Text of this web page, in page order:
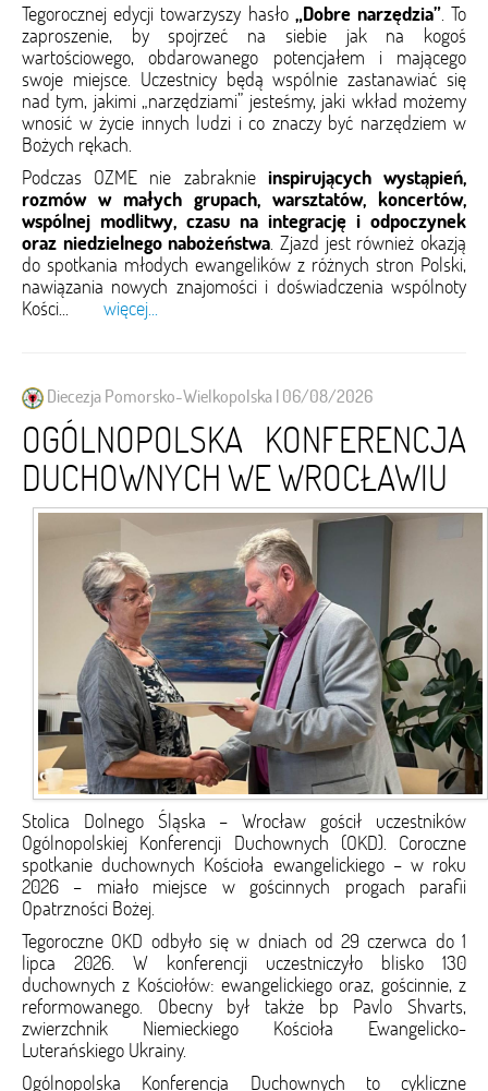
Tegorocznej edycji towarzyszy hasło „Dobre narzędzia”. To
zaproszenie, by spojrzeć na siebie jak na kogoś
wartościowego, obdarowanego potencjałem i mającego
swoje miejsce. Uczestnicy będą wspólnie zastanawiać się
nad tym, jakimi „narzędziami” jesteśmy, jaki wkład możemy
wnosić w życie innych ludzi i co znaczy być narzędziem w
Bożych rękach.
Podczas OZME nie zabraknie inspirujących wystąpień,
rozmów w małych grupach, warsztatów, koncertów,
wspólnej modlitwy, czasu na integrację i odpoczynek
oraz niedzielnego nabożeństwa. Zjazd jest również okazją
do spotkania młodych ewangelików z różnych stron Polski,
nawiązania nowych znajomości i doświadczenia wspólnoty
Kości... więcej...
Diecezja Pomorsko-Wielkopolska | 06/08/2026
OGÓLNOPOLSKA KONFERENCJA
DUCHOWNYCH WE WROCŁAWIU
Stolica Dolnego Śląska – Wrocław gościł uczestników
Ogólnopolskiej Konferencji Duchownych (OKD). Coroczne
spotkanie duchownych Kościoła ewangelickiego – w roku
2026 – miało miejsce w gościnnych progach parafii
Opatrzności Bożej.
Tegoroczne OKD odbyło się w dniach od 29 czerwca do 1
lipca 2026. W konferencji uczestniczyło blisko 130
duchownych z Kościołów: ewangelickiego oraz, gościnnie, z
reformowanego. Obecny był także bp Pavlo Shvarts,
zwierzchnik Niemieckiego Kościoła Ewangelicko-
Luterańskiego Ukrainy.
Ogólnopolska Konferencja Duchownych to cykliczne